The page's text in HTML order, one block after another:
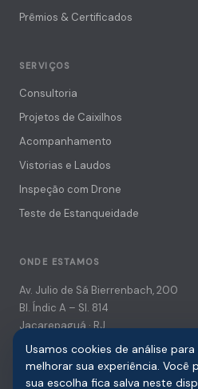
Prêmios & Certificados
SERVIÇOS
Consultoria
Projetos de Caixilhos
Acompanhamento
Vistorias e Laudos
Inspeção com Drone
Teste de Estanqueidade
ONDE ESTAMOS
Av. Julio de Sá Bierrenbach, 200
Bl. Índic A – Sl. 814
Jacarepaguá · RJ
(021) 3139-3931
[email protected]
Usamos cookies de análise
melhorar sua experiência.
sua escolha fica salva neste